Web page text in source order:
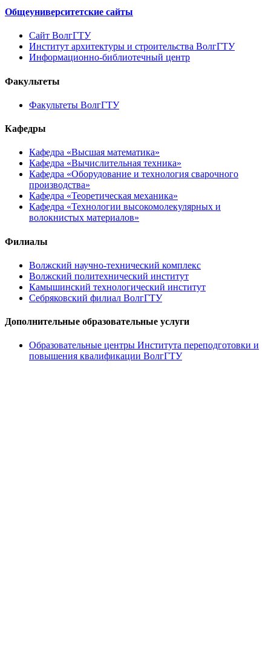
Общеуниверситетские сайты
Сайт ВолгГТУ
Институт архитектуры и строительства ВолгГТУ
Информационно-библиотечный центр
Факультеты
Факультеты ВолгГТУ
Кафедры
Кафедра «Высшая математика»
Кафедра «Вычислительная техника»
Кафедра «Оборудование и технология сварочного
производства»
Кафедра «Теоретическая механика»
Кафедра «Технологии высокомолекулярных и
волокнистых материалов»
Филиалы
Волжский научно-технический комплекс
Волжский политехнический институт
Камышинский технологический институт
Себряковский филиал ВолгГТУ
Дополнительные образовательные услуги
Образовательные центры Института переподготовки и
повышения квалификации ВолгГТУ